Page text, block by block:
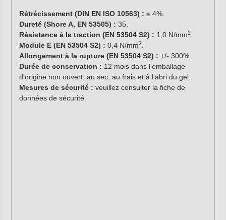
Rétrécissement (DIN EN ISO 10563) : ≤ 4%.
Dureté (Shore A, EN 53505) : 35.
Résistance à la traction (EN 53504 S2) : 1,0 N/mm2.
Module E (EN 53504 S2) : 0,4 N/mm2.
Allongement à la rupture (EN 53504 S2) : +/- 300%.
Durée de conservation : 12 mois dans l'emballage
d'origine non ouvert, au sec, au frais et à l'abri du gel.
Mesures de sécurité : veuillez consulter la fiche de
données de sécurité.